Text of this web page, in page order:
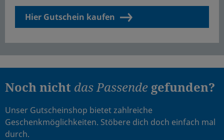
Hier Gutschein kaufen
Noch nicht das Passende gefunden?
Unser Gutscheinshop bietet zahlreiche
Geschenkmöglichkeiten. Stöbere dich doch einfach mal
durch.